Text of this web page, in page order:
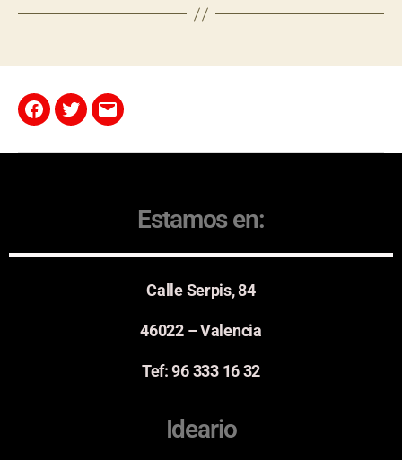
Estamos en:
Calle Serpis, 84
46022 – Valencia
Tef: 96 333 16 32
Ideario